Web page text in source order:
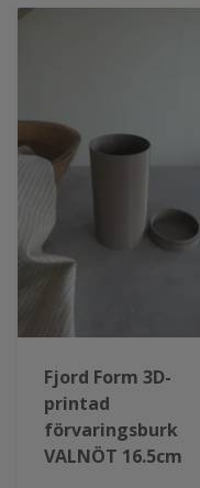
Fjord Form 3D-
printad
förvaringsburk
VALNÖT 16.5cm